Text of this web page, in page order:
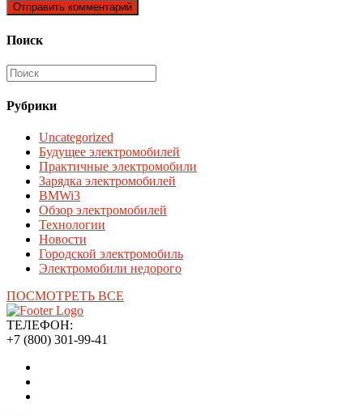
Поиск
Рубрики
Uncategorized
Будущее электромобилей
Практичные электромобили
Зарядка электромобилей
BMWi3
Обзор электромобилей
Технологии
Новости
Городской электромобиль
Электромобили недорого
ПОСМОТРЕТЬ ВСЕ
ТЕЛЕФОН:
+7 (800) 301-99-41